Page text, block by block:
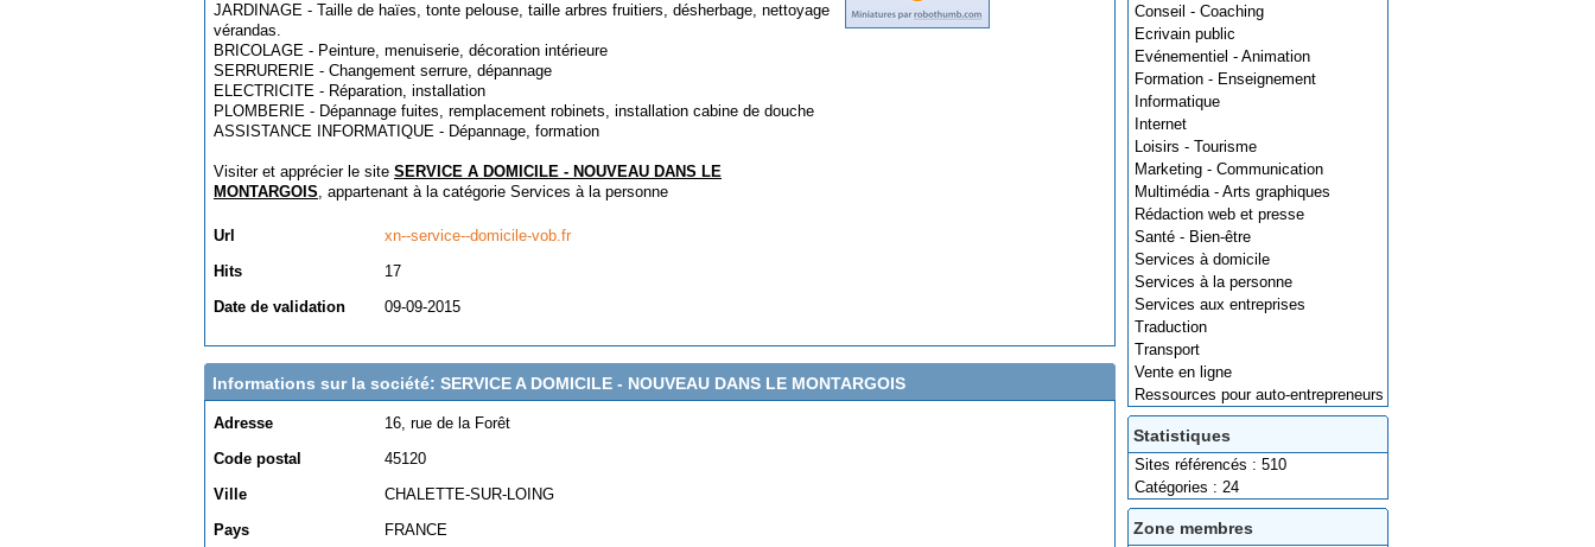
Conseil - Coaching
Ecrivain public
Evénementiel - Animation
Formation - Enseignement
Informatique
Internet
Loisirs - Tourisme
Marketing - Communication
Multimédia - Arts graphiques
Rédaction web et presse
Santé - Bien-être
Services à domicile
Services à la personne
Services aux entreprises
Traduction
Transport
Vente en ligne
Ressources pour auto-entrepreneurs
Statistiques
Sites référencés : 510
Catégories : 24
Zone membres
JARDINAGE - Taille de haïes, tonte pelouse, taille arbres fruitiers, désherbage, nettoyage
vérandas.
BRICOLAGE - Peinture, menuiserie, décoration intérieure
SERRURERIE - Changement serrure, dépannage
ELECTRICITE - Réparation, installation
PLOMBERIE - Dépannage fuites, remplacement robinets, installation cabine de douche
ASSISTANCE INFORMATIQUE - Dépannage, formation
Visiter et apprécier le site SERVICE A DOMICILE - NOUVEAU DANS LE
MONTARGOIS, appartenant à la catégorie Services à la personne
Url
xn--service--domicile-vob.fr
Hits
17
Date de validation
09-09-2015
Informations sur la société: SERVICE A DOMICILE - NOUVEAU DANS LE MONTARGOIS
Adresse
16, rue de la Forêt
Code postal
45120
Ville
CHALETTE-SUR-LOING
Pays
FRANCE